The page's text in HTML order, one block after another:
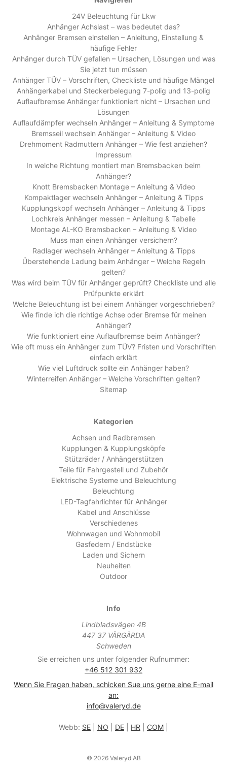
24V Beleuchtung für Lkw
Anhänger Achslast – was bedeutet das?
Anhänger Bremsen einstellen – Anleitung, Einstellung &
häufige Fehler
Anhänger durch TÜV gefallen – Ursachen, Lösungen und was
Sie jetzt tun müssen
Anhänger TÜV – Vorschriften, Checkliste und häufige Mängel
Anhängerkabel und Steckerbelegung 7-polig und 13-polig
Auflaufbremse Anhänger funktioniert nicht – Ursachen und
Lösungen
Auflaufdämpfer wechseln Anhänger – Anleitung & Symptome
Bremsseil wechseln Anhänger – Anleitung & Video
Drehmoment Radmuttern Anhänger – Wie fest anziehen?
Impressum
In welche Richtung montiert man Bremsbacken beim
Anhänger?
Knott Bremsbacken Montage – Anleitung & Video
Kompaktlager wechseln Anhänger – Anleitung & Tipps
Kupplungskopf wechseln Anhänger – Anleitung & Tipps
Lochkreis Anhänger messen – Anleitung & Tabelle
Montage AL-KO Bremsbacken – Anleitung & Video
Muss man einen Anhänger versichern?
Radlager wechseln Anhänger – Anleitung & Tipps
Überstehende Ladung beim Anhänger – Welche Regeln
gelten?
Was wird beim TÜV für Anhänger geprüft? Checkliste und alle
Prüfpunkte erklärt
Welche Beleuchtung ist bei einem Anhänger vorgeschrieben?
Wie finde ich die richtige Achse oder Bremse für meinen
Anhänger?
Wie funktioniert eine Auflaufbremse beim Anhänger?
Wie oft muss ein Anhänger zum TÜV? Fristen und Vorschriften
einfach erklärt
Wie viel Luftdruck sollte ein Anhänger haben?
Winterreifen Anhänger – Welche Vorschriften gelten?
Sitemap
Kategorien
Achsen und Radbremsen
Kupplungen & Kupplungsköpfe
Stützräder / Anhängerstützen
Teile für Fahrgestell und Zubehör
Elektrische Systeme und Beleuchtung
Beleuchtung
LED-Tagfahrlichter für Anhänger
Kabel und Anschlüsse
Verschiedenes
Wohnwagen und Wohnmobil
Gasfedern / Endstücke
Laden und Sichern
Neuheiten
Outdoor
Info
Lindbladsvägen 4B
447 37 VÅRGÅRDA
Schweden
Sie erreichen uns unter folgender Rufnummer:
+46 512 301 932
Wenn Sie Fragen haben, schicken Sue uns gerne eine E-mail
an:
info@valeryd.de
Webb: SE NO DE HR COM
© 2026 Valeryd AB